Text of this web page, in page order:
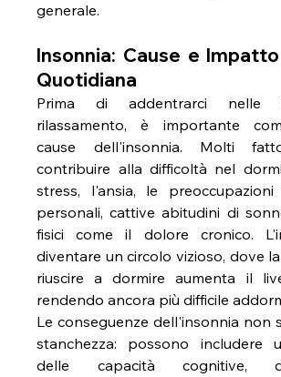
generale.
Insonnia: Cause e
Quotidiana
Prima di addentrarci nelle
rilassamento, è importante
cause dell'insonnia. Molti
contribuire alla difficoltà nel
stress, l'ansia, le
personali, cattive abitudini di
fisici come il dolore cronico.
diventare un circolo vizioso, dove
riuscire a dormire aumenta il
rendendo ancora più difficile
Le conseguenze dell'insonnia non
stanchezza: possono includere
delle capacità cognitive,